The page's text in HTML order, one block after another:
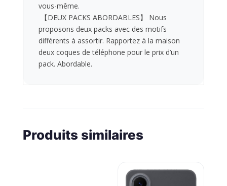
vous-même.
️ 【DEUX PACKS ABORDABLES】 Nous
proposons deux packs avec des motifs
différents à assortir. Rapportez à la maison
deux coques de téléphone pour le prix d’un
pack. Abordable.
Produits similaires